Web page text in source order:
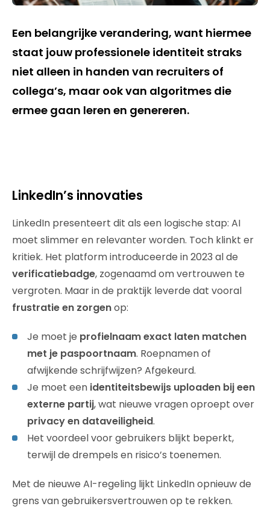
Een belangrijke verandering, want hiermee
staat jouw professionele identiteit straks
niet alleen in handen van recruiters of
collega’s, maar ook van algoritmes die
ermee gaan leren en genereren.
LinkedIn’s innovaties
LinkedIn presenteert dit als een logische stap: AI
moet slimmer en relevanter worden. Toch klinkt er
kritiek. Het platform introduceerde in 2023 al de
verificatiebadge, zogenaamd om vertrouwen te
vergroten. Maar in de praktijk leverde dat vooral
frustratie en zorgenop:
Je moet je profielnaam exact laten matchen
met je paspoortnaam. Roepnamen of
afwijkende schrijfwijzen? Afgekeurd.
Je moet een identiteitsbewijs uploaden bij een
externe partij, wat nieuwe vragen oproept over
privacy en dataveiligheid.
Het voordeel voor gebruikers blijkt beperkt,
terwijl de drempels en risico’s toenemen.
Met de nieuwe AI-regeling lijkt LinkedIn opnieuw de
grens van gebruikersvertrouwen op te rekken.